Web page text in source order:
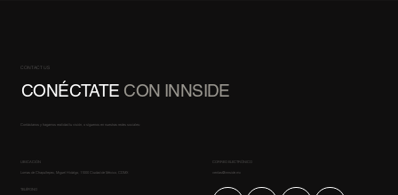
CONTACT US
CONÉCTATE CON INNSIDE
Contáctanos y hagamos realidad tu visión, o síguenos en nuestras redes sociales:
UBICACIÓN
Lomas de Chapultepec, Miguel Hidalgo, 11000 Ciudad de México, CDMX
CORREO ELECTRÓNICO
ventas@innside.mx